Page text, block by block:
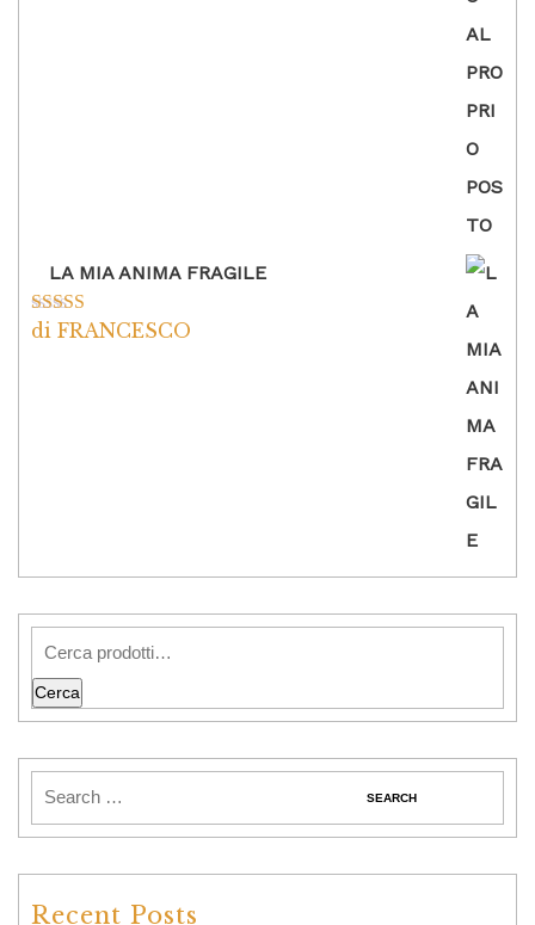
LA MIA ANIMA FRAGILE
Valutato5su
di FRANCESCO
Cerca
Recent Posts